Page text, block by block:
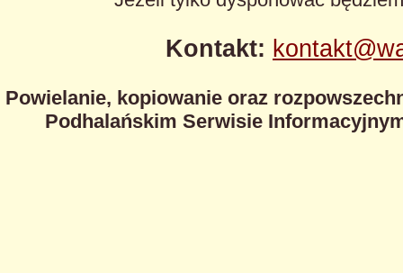
Kontakt:
Powielanie, kopiowanie oraz
Podhalańskim Serwisie